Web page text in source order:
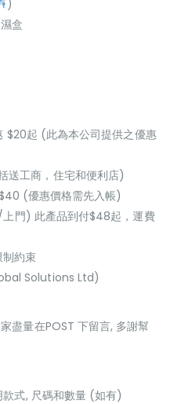
)
盒
$20起 (此為本公司提供之優惠
送工商，住宅和便利店)
(優惠價格需先入帳)
門) 此產品到付$48起，運費
約束
Solutions Ltd)
盡量在POST 下留言, 多謝幫
款式, 尺碼和數量 (如有)